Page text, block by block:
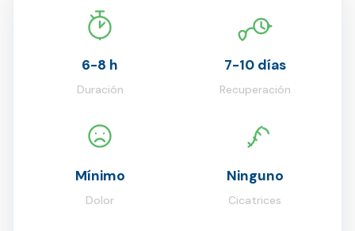
6-8 h
Duración
7-10 días
Recuperación
Mínimo
Dolor
Ninguno
Cicatrices